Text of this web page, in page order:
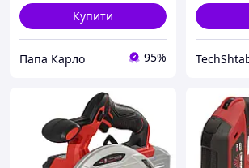
Купити
Папа Карло 95%